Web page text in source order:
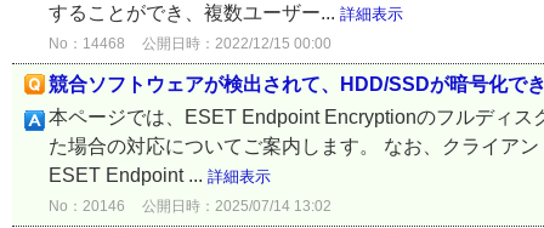
することができ、複数ユーザー... 詳細表示
No：14468 公開日時：2022/12/15 00:00
競合ソフトウェアが検出されて、HDD/SSDが暗号化で
本ページでは、ESET Endpoint Encryptionのフルディ
た場合の対応についてご案内します。 なお、クライア
ESET Endpoint ... 詳細表示
No：20146 公開日時：2025/07/14 13:02